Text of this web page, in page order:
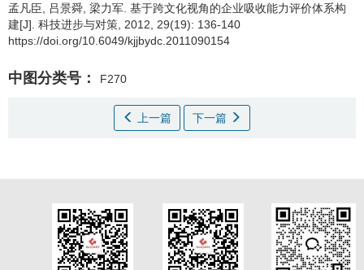
孟凡臣 吕景舜 梁力军 基于跨文化视角的企业吸收能力评价体系构
建[J]. 科技进步与对策, 2012, 29(19): 136-140
https://doi.org/10.6049/kjjbydc.2011090154
中图分类号： F270
上一篇 下一篇